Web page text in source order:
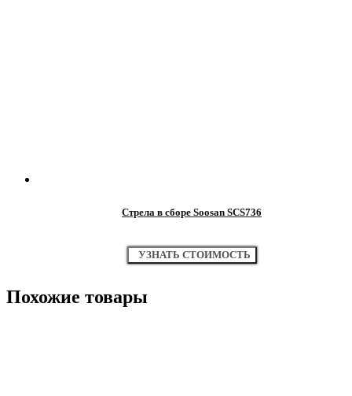
Стрела в сборе Soosan SCS736
УЗНАТЬ СТОИМОСТЬ
Похожие товары